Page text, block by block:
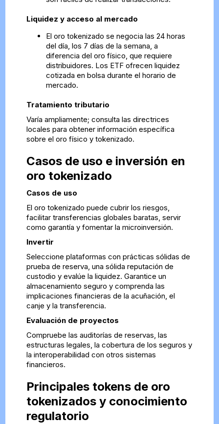
Liquidez y acceso al mercado
El oro tokenizado se negocia las 24 horas
del día, los 7 días de la semana, a
diferencia del oro físico, que requiere
distribuidores. Los ETF ofrecen liquidez
cotizada en bolsa durante el horario de
mercado.
Tratamiento tributario
Varía ampliamente; consulta las directrices
locales para obtener información específica
sobre el oro físico y tokenizado.
Casos de uso e inversión en
oro tokenizado
Casos de uso
El oro tokenizado puede cubrir los riesgos,
facilitar transferencias globales baratas, servir
como garantía y fomentar la microinversión.
Invertir
Seleccione plataformas con prácticas sólidas de
prueba de reserva, una sólida reputación de
custodio y evalúe la liquidez. Garantice un
almacenamiento seguro y comprenda las
implicaciones financieras de la acuñación, el
canje y la transferencia.
Evaluación de proyectos
Compruebe las auditorías de reservas, las
estructuras legales, la cobertura de los seguros y
la interoperabilidad con otros sistemas
financieros.
Principales tokens de oro
tokenizados y conocimiento
regulatorio